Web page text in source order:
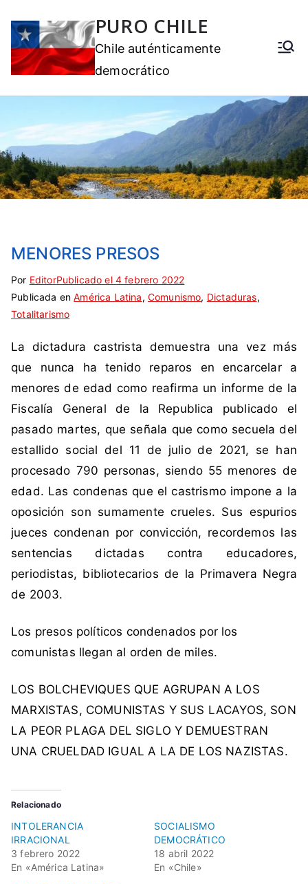
PURO CHILE
Chile auténticamente
democrático
MENORES PRESOS
Por EditorPublicado el 4 febrero 2022
Publicada enAmérica Latina, Comunismo, Dictaduras,
Totalitarismo
E
t
i
u
e
t
a
c
o
m
B
o
l
c
h
q
e
s
,
c
i
s
m
S
i
n
o
m
e
a
r
i
o
La dictadura castrista demuestra una vez más
que nunca ha tenido reparos en encarcelar a
menores de edad como reafirma un informe de la
Fiscalía General de la Republica publicado el
pasado martes, que señala que como secuela del
estallido social del 11 de julio de 2021, se han
procesado 790 personas, siendo 55 menores de
edad. Las condenas que el castrismo impone a la
oposición son sumamente crueles. Sus espurios
jueces condenan por convicción, recordemos las
sentencias dictadas contra educadores,
periodistas, bibliotecarios de la Primavera Negra
de 2003.
Los presos políticos condenados por los
comunistas llegan al orden de miles.
LOS BOLCHEVIQUES QUE AGRUPAN A LOS
MARXISTAS, COMUNISTAS Y SUS LACAYOS, SON
LA PEOR PLAGA DEL SIGLO Y DEMUESTRAN
UNA CRUELDAD IGUAL A LA DE LOS NAZISTAS.
Relacionado
INTOLERANCIA
IRRACIONAL
3 febrero 2022
En «América Latina»
SOCIALISMO
DEMOCRÁTICO
18 abril 2022
En «Chile»